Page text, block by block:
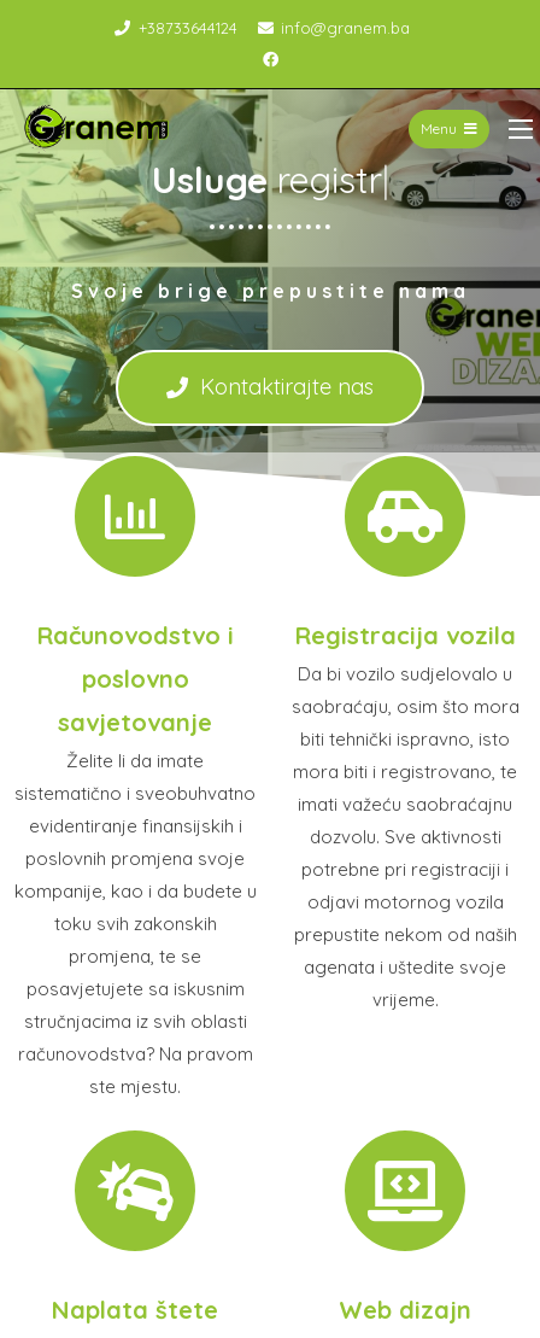
+38733644124 info@granem.ba
Granem
Menu
Usluge registracije|
Svoje brige prepustite nama
Kontaktirajte nas
Računovodstvo i
poslovno
savjetovanje
Želite li da imate
sistematično i sveobuhvatno
evidentiranje finansijskih i
poslovnih promjena svoje
kompanije, kao i da budete u
toku svih zakonskih
promjena, te se
posavjetujete sa iskusnim
stručnjacima iz svih oblasti
računovodstva? Na pravom
ste mjestu.
Registracija vozila
Da bi vozilo sudjelovalo u
saobraćaju, osim što mora
biti tehnički ispravno, isto
mora biti i registrovano, te
imati važeću saobraćajnu
dozvolu. Sve aktivnosti
potrebne pri registraciji i
odjavi motornog vozila
prepustite nekom od naših
agenata i uštedite svoje
vrijeme.
Naplata štete Web dizajn